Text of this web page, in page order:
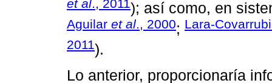
et al ., 2011); así como, en
Aguilar et al., 2000; Lara-
2011).
Lo anterior, proporcionaría